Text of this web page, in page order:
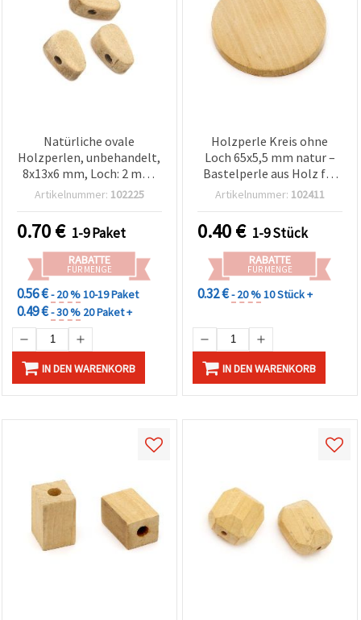
Natürliche ovale
Holzperlen, unbehandelt,
8x13x6 mm, Loch: 2 mm,
Naturfarbe, für
Basteln (DIY) - 10 Stück
Artikelnummer: 102225
0.70€ 1-9 Paket
RABATTE
FÜR MENGE
0.56 €- 20 %10-19 Paket
0.49 €- 30 % 20 Paket +
IN DEN WARENKORB
Holzperle Kreis ohne
Loch 65x5,5 mm natur –
Bastelperle aus Holz für
DIY &
Artikelnummer: 102411
0.40€ 1-9 Stück
RABATTE
FÜR MENGE
0.32 €- 20 %10 Stück +
IN DEN WARENKORB